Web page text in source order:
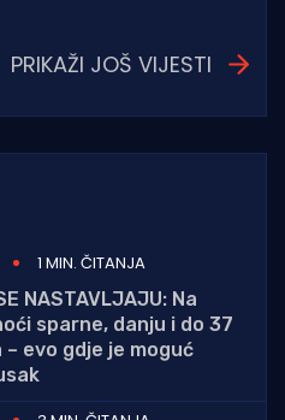
PRIKAŽI JOŠ VIJESTI
1 MIN. ČITANJA
NASTAVLJAJU: Na
sparne, danju i do 37
evo gdje je moguć